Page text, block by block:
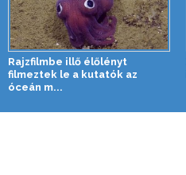
Rajzfilmbe illő élőlényt
filmeztek le a kutatók az
óceán m...